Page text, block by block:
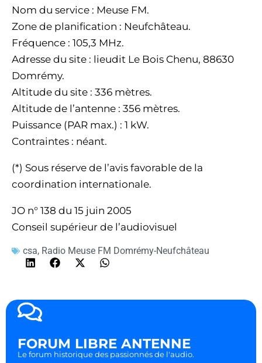
Nom du service : Meuse FM.
Zone de planification : Neufchâteau.
Fréquence : 105,3 MHz.
Adresse du site : lieudit Le Bois Chenu, 88630
Domrémy.
Altitude du site : 336 mètres.
Altitude de l’antenne : 356 mètres.
Puissance (PAR max.) : 1 kW.
Contraintes : néant.
(*) Sous réserve de l’avis favorable de la
coordination internationale.
JO n° 138 du 15 juin 2005
Conseil supérieur de l’audiovisuel
csa, Radio Meuse FM Domrémy-Neufchâteau
FORUM LIBRE ANTENNE
Le forum historique des passionnés de l'audio.